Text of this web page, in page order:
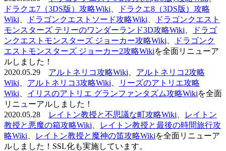
ドラクエ7（3DS版）攻略Wiki
ドラクエ8（3DS版）攻略
Wiki
ドラゴンクエストソード攻略Wiki
ドラゴンクエスト
モンスターズ テリーのワンダーランド3D攻略Wiki
ドラゴ
ンクエストモンスターズ ジョーカー攻略Wiki
ドラゴンク
エストモンスターズ ジョーカー2攻略Wikiを全面リニューア
ルしました！
2020.05.29 アルトネリコ攻略Wiki
アルトネリコ2攻略
Wiki
アルトネリコ3攻略Wiki
リーズのアトリエ攻略
Wiki
イリスのアトリエ グランファンタズム攻略Wikiを全面
リニューアルしました！
2020.05.28
レイトン教授と不思議な町攻略Wiki
レイトン
教授と悪魔の箱攻略Wiki
レイトン教授と最後の時間旅行攻
略Wiki
レイトン教授と魔神の笛攻略Wikiを全面リニューア
ルしました！SSL化も実施しています。